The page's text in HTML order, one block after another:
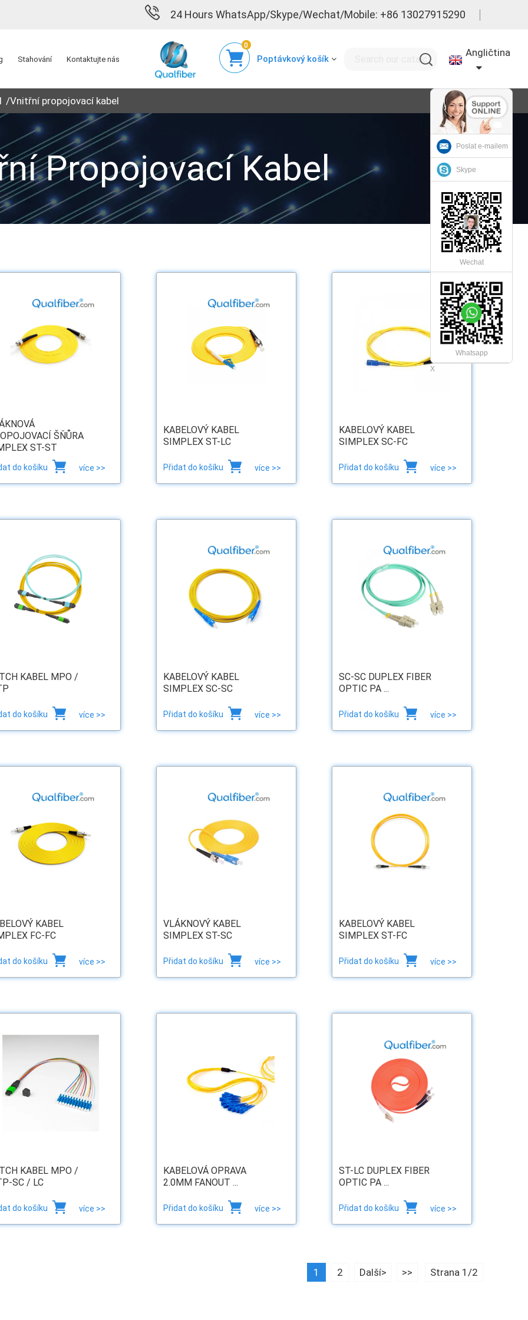
24 Hours WhatsApp/Skype/Wechat/Mobile: +86 13027915290
Stahování Kontaktujte nás Poptávkový košík
0
Angličtina
Vnitřní propojovací kabel
Propojovací Kabel
ŠŇŮRA
ST-ST
do košíku více >>
KABELOVÝ KABEL
SIMPLEX ST-LC
Přidat do košíku více >>
KABELOVÝ KABEL
SIMPLEX SC-FC
Přidat do košíku více >>
KABEL MPO /
do košíku více >>
KABELOVÝ KABEL
SIMPLEX SC-SC
Přidat do košíku více >>
SC-SC DUPLEX FIBER
OPTIC PA ...
Přidat do košíku více >>
KABEL
FC-FC
do košíku více >>
VLÁKNOVÝ KABEL
SIMPLEX ST-SC
Přidat do košíku více >>
KABELOVÝ KABEL
SIMPLEX ST-FC
Přidat do košíku více >>
KABEL MPO /
SC / LC
do košíku více >>
KABELOVÁ OPRAVA
2.0MM FANOUT ...
Přidat do košíku více >>
ST-LC DUPLEX FIBER
OPTIC PA ...
Přidat do košíku více >>
1 2 Další> >> Strana 1/2
Poslat e-mailem
Skype
Wechat
Whatsapp
X